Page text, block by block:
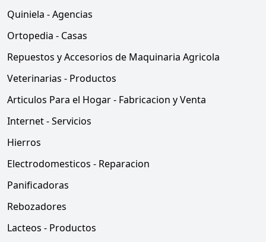
Quiniela - Agencias
Ortopedia - Casas
Repuestos y Accesorios de Maquinaria Agricola
Veterinarias - Productos
Articulos Para el Hogar - Fabricacion y Venta
Internet - Servicios
Hierros
Electrodomesticos - Reparacion
Panificadoras
Rebozadores
Lacteos - Productos